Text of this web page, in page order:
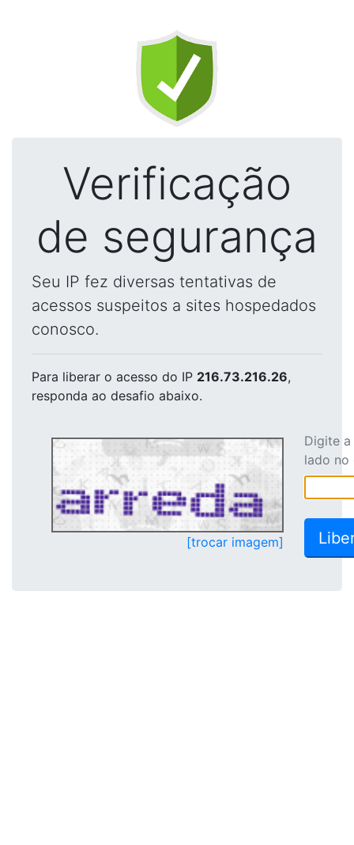
Verificação
de segurança
Seu IP fez diversas tentativas de
acessos suspeitos a sites hospedados
conosco.
Para liberar o acesso do IP 216.73.216.26,
responda ao desafio abaixo.
[trocar imagem]
Digite
lado no